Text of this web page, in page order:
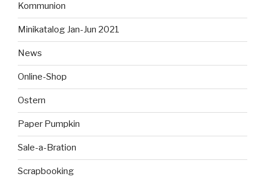
Kommunion
Minikatalog Jan-Jun 2021
News
Online-Shop
Ostern
Paper Pumpkin
Sale-a-Bration
Scrapbooking